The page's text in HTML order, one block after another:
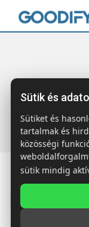
Főoldal
Sütik és
Sütiket és
tartalmak és
közösségi
sütik mindig